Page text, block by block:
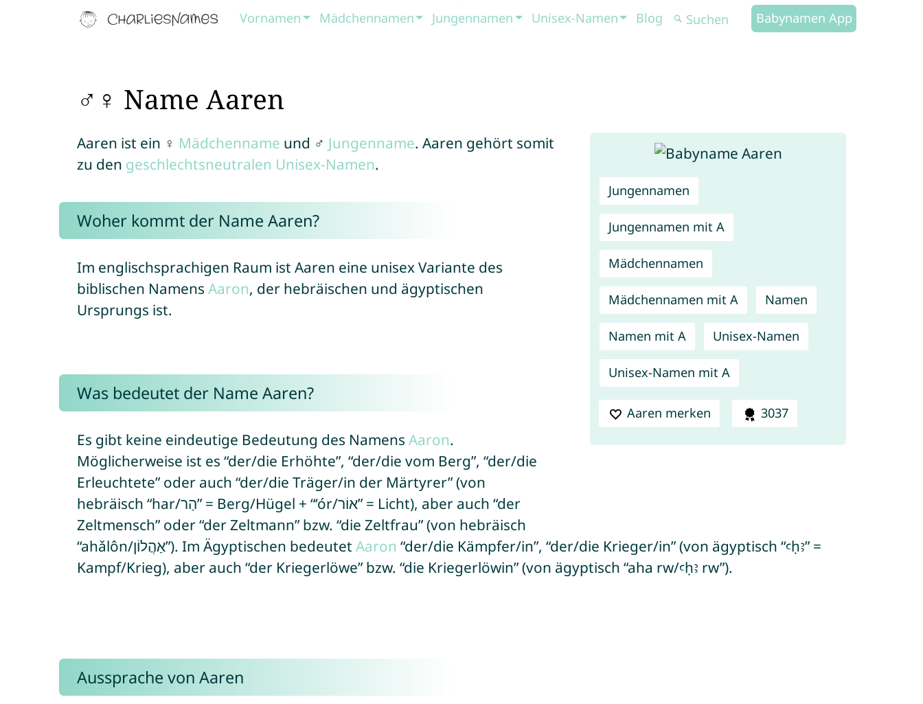
Vornamen Mädchennamen Jungennamen Unisex-Namen Blog Babynamen App
♂♀ Name Aaren
Jungennamen
Jungennamen mit A
Mädchennamen
Mädchennamen mit A Namen
Namen mit A Unisex-Namen
Unisex-Namen mit A
Aaren merken 3037
Aaren ist ein ♀ Mädchenname und ♂ Jungenname. Aaren gehört somit
zu den geschlechtsneutralen Unisex-Namen.
Woher kommt der Name Aaren?
Im englischsprachigen Raum ist Aaren eine unisex Variante des
biblischen Namens Aaron, der hebräischen und ägyptischen
Ursprungs ist.
Was bedeutet der Name Aaren?
Es gibt keine eindeutige Bedeutung des Namens Aaron.
Möglicherweise ist es “der/die Erhöhte”, “der/die vom Berg”, “der/die
Erleuchtete” oder auch “der/die Träger/in der Märtyrer” (von
hebräisch “har/הַר” = Berg/Hügel + “‘ór/אוֹר” = Licht), aber auch “der
Zeltmensch” oder “der Zeltmann” bzw. “die Zeltfrau” (von hebräisch
“ahǎlôn/אַהֲלוֹן”). Im Ägyptischen bedeutet Aaron “der/die Kämpfer/in”, “der/die Krieger/in” (von ägyptisch “ꜥḥꜣ” =
Kampf/Krieg), aber auch “der Kriegerlöwe” bzw. “die Kriegerlöwin” (von ägyptisch “aha rw/ꜥḥꜣ rw”).
Aussprache von Aaren